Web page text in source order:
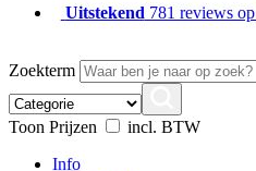
Uitstekend 781 reviews op
Zoekterm
Toon Prijzen
incl. BTW
Info